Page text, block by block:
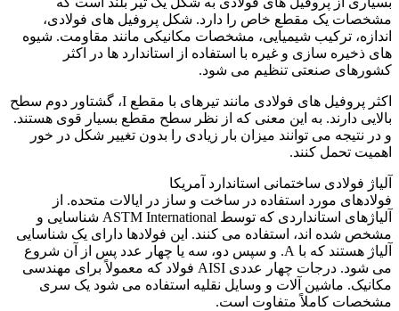
مشخصات یک مقطع خاص را دارد. شکل پروفیل های فولادی،
اندازه، ترکیب شیمیایی، مشخصات مکانیکی مانند مقاومت. شیوه
های ذخیره سازی و غیره با استفاده از استاندارد ها در اکثر
کشورهای صنعتی تنظیم می شود.
اکثر پروفیل های فولادی مانند تیرهای با مقطع I، گشتاور دوم سطح
بالایی دارند. به این معنی که از نظر سطح مقطع بسیار قوی هستند.
و در نتیجه می توانند میزان بار زیادی را بدون تغییر شکل در خور
اهمیت تحمل کنند.
آلیاژ فولادی ساختمانی استاندارد آمریکا
فولادهای مورد استفاده در ساخت و ساز در ایالات متحده. از
آلیاژهای استانداردی که توسط ASTM International شناسایی و
مشخص شده اند، استفاده می کنند. این فولادها دارای یک شناسایی
آلیاژ هستند که با A. و سپس دو، سه یا چهار عدد پس از آن شروع
می شود. درجات چهار عددی AISI فولاد که معمولاً برای مهندسی
مکانیک. ماشین آلات و وسایل نقلیه استفاده می شود یک سری
مشخصات کاملاً متفاوت است.